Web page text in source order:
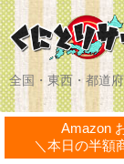
全国・東西・都道
Amazon
＼本日の半額